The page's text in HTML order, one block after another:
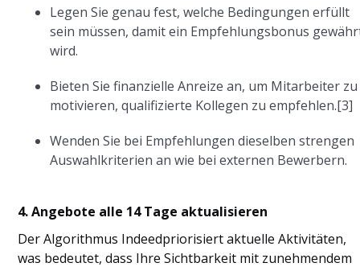
Legen Sie genau fest, welche Bedingungen erfüllt
sein müssen, damit ein Empfehlungsbonus
wird.
Bieten Sie finanzielle Anreize an, um Mitarbeiter zu
motivieren, qualifizierte Kollegen zu empfehlen.[3]
Wenden Sie bei Empfehlungen dieselben strengen
Auswahlkriterien an wie bei externen Bewerbern.
4. Angebote alle 14 Tage aktualisieren
Der Algorithmus Indeedpriorisiert aktuelle Aktivitäten,
was bedeutet, dass Ihre Sichtbarkeit mit zunehmendem